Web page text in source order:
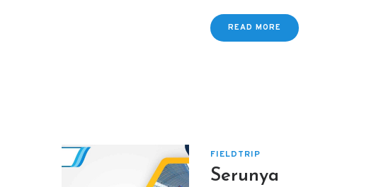
READ MORE
FIELDTRIP
Serunya